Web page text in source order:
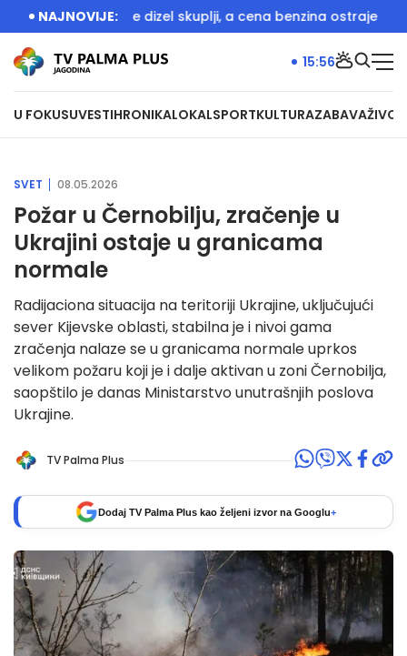
NAJNOVIJE:
sedinice dizel skuplji, a cena benzina ostraje
U FOKUSUVESTIHRONIKALOKALSPORTKULTURAZABAVAŽIVOT
15:56
SVET 08.05.2026
Požar u Černobilju, zračenje u
Ukrajini ostaje u granicama
normale
Radijaciona situacija na teritoriji Ukrajine, uključujući
sever Kijevske oblasti, stabilna je i nivoi gama
zračenja nalaze se u granicama normale uprkos
velikom požaru koji je i dalje aktivan u zoni Černobilja,
saopštilo je danas Ministarstvo unutrašnjih poslova
Ukrajine.
TV Palma Plus
Dodaj TV Palma Plus kao željeni izvor na Googlu+